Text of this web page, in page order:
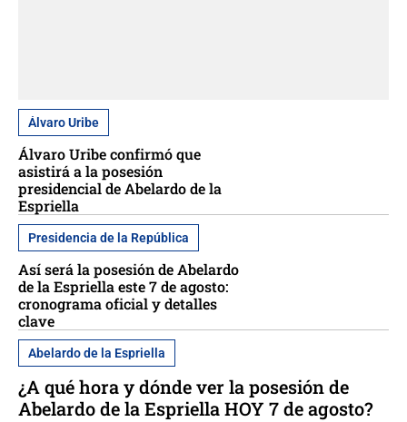
Álvaro Uribe
Álvaro Uribe confirmó que
asistirá a la posesión
presidencial de Abelardo de la
Espriella
Presidencia de la República
Así será la posesión de Abelardo
de la Espriella este 7 de agosto:
cronograma oficial y detalles
clave
Abelardo de la Espriella
¿A qué hora y dónde ver la posesión de
Abelardo de la Espriella HOY 7 de agosto?